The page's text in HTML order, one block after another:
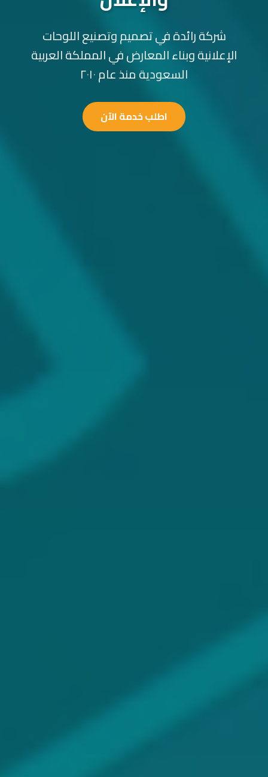
شركة رائدة في تصميم وتصنيع اللوحات
الإعلانية وبناء المعارض في المملكة العربية
السعودية منذ عام ٢٠١٠
اطلب خدمة الآن